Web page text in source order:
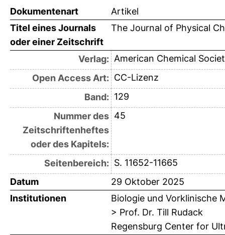
Dokumentenart
Artikel
Titel eines Journals
oder einer Zeitschrift
The Journal of Physical
Verlag: American Chemical
Open Access Art: CC-Lizenz
Band: 129
Nummer des
Zeitschriftenheftes
oder des Kapitels:
45
Seitenbereich: S. 11652-11665
Datum
29 Oktober 2025
Institutionen
Biologie und Vorklinische
> Prof. Dr. Till Rudack
Regensburg Center for